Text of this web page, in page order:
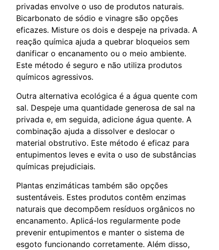
privadas envolve o uso de produtos naturais.
Bicarbonato de sódio e vinagre são opções
eficazes. Misture os dois e despeje na privada. A
reação química ajuda a quebrar bloqueios sem
danificar o encanamento ou o meio ambiente.
Este método é seguro e não utiliza produtos
químicos agressivos.
Outra alternativa ecológica é a água quente com
sal. Despeje uma quantidade generosa de sal na
privada e, em seguida, adicione água quente. A
combinação ajuda a dissolver e deslocar o
material obstrutivo. Este método é eficaz para
entupimentos leves e evita o uso de substâncias
químicas prejudiciais.
Plantas enzimáticas também são opções
sustentáveis. Estes produtos contêm enzimas
naturais que decompõem resíduos orgânicos no
encanamento. Aplicá-los regularmente pode
prevenir entupimentos e manter o sistema de
esgoto funcionando corretamente. Além disso,